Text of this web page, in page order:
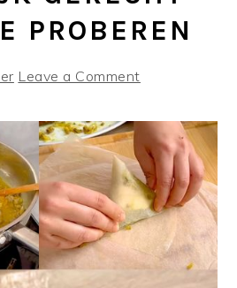
PROBEREN
Leave a Comment